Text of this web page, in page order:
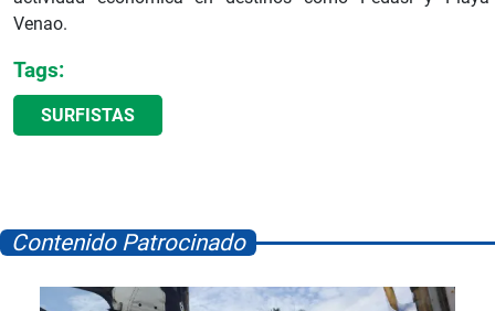
Venao.
Tags:
SURFISTAS
Contenido Patrocinado